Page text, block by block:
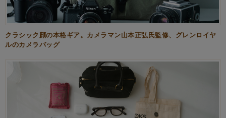
クラシック顔の本格ギア。カメラマン山本正弘氏監修、グレンロイヤ
ルのカメラバッグ